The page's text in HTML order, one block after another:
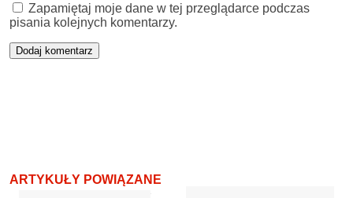
Zapamiętaj moje dane w tej przeglądarce podczas
pisania kolejnych komentarzy.
ARTYKUŁY POWIĄZANE